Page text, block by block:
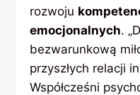
rozwoju
emocjonalnych.
bezwarunkową
przyszłych relacji
Współcześni